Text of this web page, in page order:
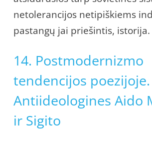
netolerancijos netipiškiems
pastangų jai priešintis, istorija.
14. Postmodernizmo
tendencijos poezijoje.
Antiideologines Aido
ir Sigito